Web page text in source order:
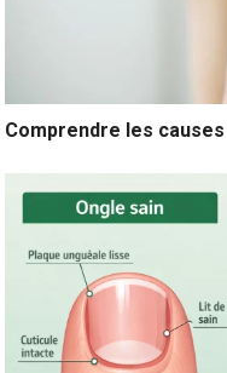
Comprendre les